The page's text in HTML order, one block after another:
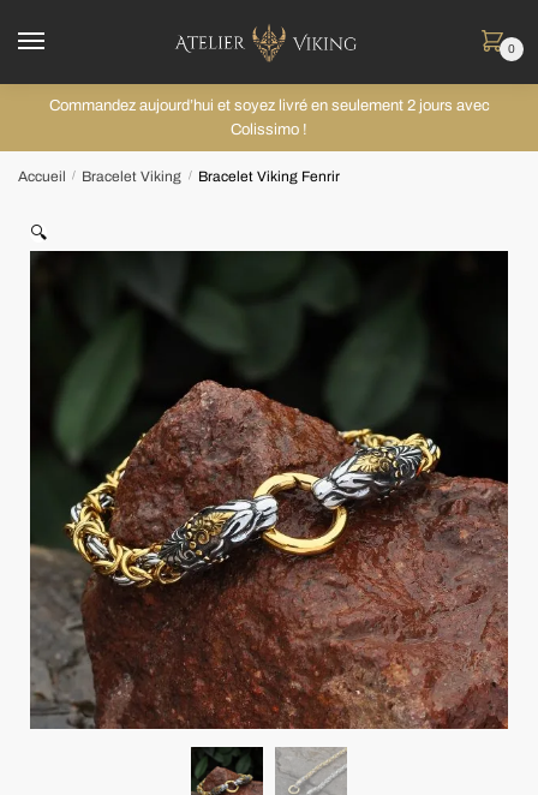
0
Commandez aujourd’hui et soyez livré en seulement 2 jours avec
Colissimo !
Accueil / Bracelet Viking / Bracelet Viking Fenrir
🔍